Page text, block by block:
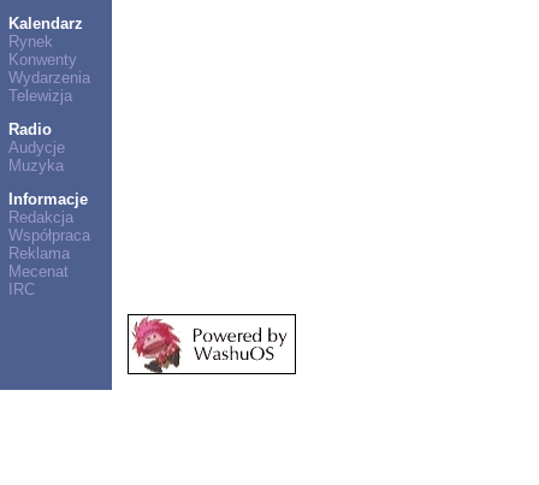
Kalendarz
Rynek
Konwenty
Wydarzenia
Telewizja
Radio
Audycje
Muzyka
Informacje
Redakcja
Współpraca
Reklama
Mecenat
IRC